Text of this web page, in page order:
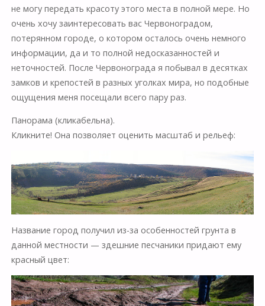
не могу передать красоту этого места в полной мере. Но
очень хочу заинтересовать вас Червоноградом,
потерянном городе, о котором осталось очень немного
информации, да и то полной недосказанностей и
неточностей. После Червонограда я побывал в десятках
замков и крепостей в разных уголках мира, но подобные
ощущения меня посещали всего пару раз.
Панорама (кликабельна).
Кликните! Она позволяет оценить масштаб и рельеф:
Название город получил из-за особенностей грунта в
данной местности — здешние песчаники придают ему
красный цвет: